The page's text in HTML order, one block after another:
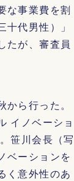
な事業費を割
代男性）」
たが、審査員
ら行った。
イノベーショ
笹川会長（写
ベーションを
く意外性のあ